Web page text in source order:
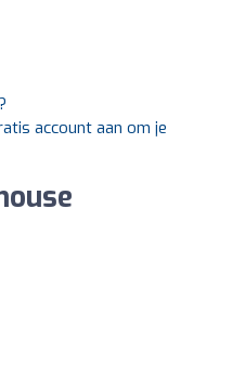
account aan om je